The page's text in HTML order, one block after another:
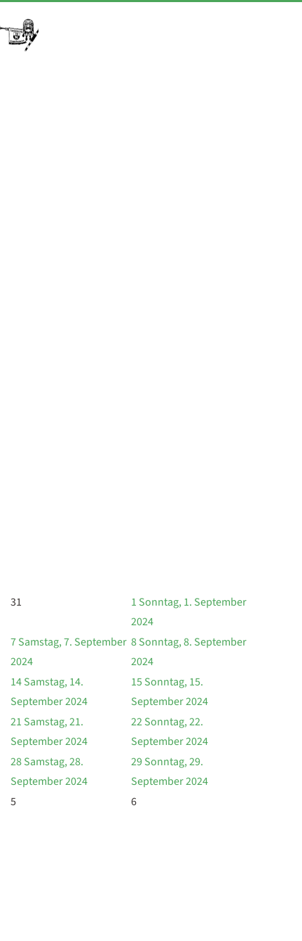
31 1 Sonntag, 1. September
2024
7Samstag, 7. September
2024
8Sonntag, 8. September
2024
14Samstag, 14.
September 2024
15Sonntag, 15.
September 2024
21 Samstag, 21.
September 2024
22Sonntag, 22.
September 2024
28Samstag, 28.
September 2024
29Sonntag, 29.
September 2024
5 6